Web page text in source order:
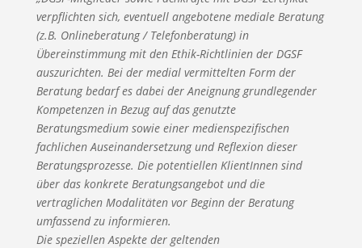
verpflichten sich, eventuell angebotene mediale Beratung
(z.B. Onlineberatung / Telefonberatung) in
Übereinstimmung mit den Ethik-Richtlinien der DGSF
auszurichten. Bei der medial vermittelten Form der
Beratung bedarf es dabei der Aneignung grundlegender
Kompetenzen in Bezug auf das genutzte
Beratungsmedium sowie einer medienspezifischen
fachlichen Auseinandersetzung und Reflexion dieser
Beratungsprozesse. Die potentiellen KlientInnen sind
über das konkrete Beratungsangebot und die
vertraglichen Modalitäten vor Beginn der Beratung
umfassend zu informieren.
Die speziellen Aspekte der geltenden